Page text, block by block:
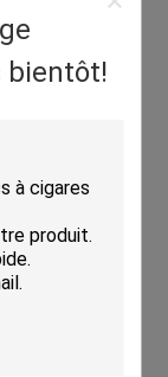
bientôt!